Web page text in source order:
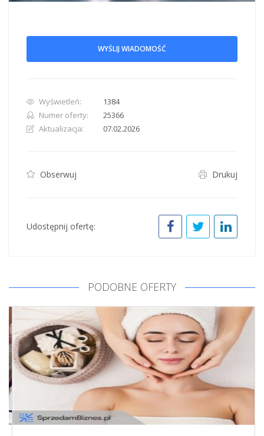
WYŚLIJ WIADOMOŚĆ
Wyświetleń:
1384
Numer oferty:
25366
Aktualizacja:
07.02.2026
Obserwuj Drukuj
Udostępnij ofertę:
PODOBNE OFERTY